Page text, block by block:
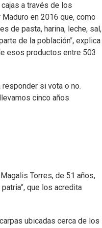
a través de los
en 2016 que, como
de pasta, harina, leche, sal,
de la población", explica
esos productos entre 503
si vota o no.
cinco años
Torres, de 51 años,
que los acredita
ubicadas cerca de los